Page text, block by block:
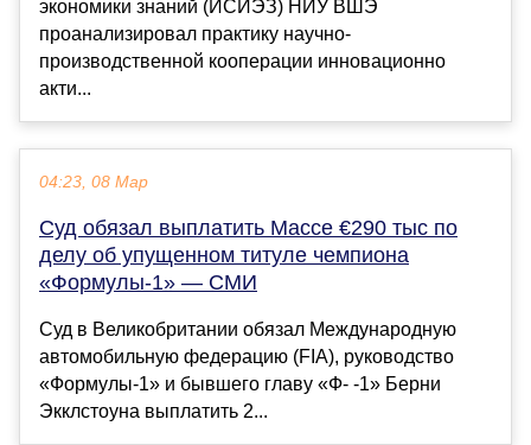
экономики знаний (ИСИЭЗ) НИУ ВШЭ
проанализировал практику научно-
производственной кооперации инновационно
акти...
04:23, 08 Мар
Суд обязал выплатить Массе €290 тыс по
делу об упущенном титуле чемпиона
«Формулы‑1» — СМИ
Суд в Великобритании обязал Международную
автомобильную федерацию (FIA), руководство
«Формулы‑1» и бывшего главу «Ф- -1» Берни
Экклстоуна выплатить 2...